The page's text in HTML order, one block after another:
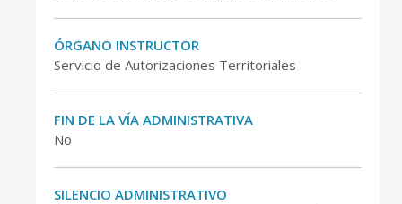
ÓRGANO INSTRUCTOR
Servicio de Autorizaciones Territoriales
FIN DE LA VÍA ADMINISTRATIVA
No
SILENCIO ADMINISTRATIVO